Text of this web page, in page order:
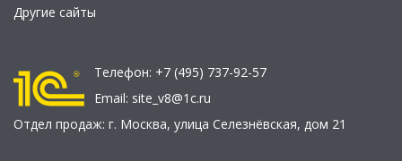
Другие сайты
Телефон: +7 (495) 737-92-57
Email: site_v8@1c.ru
Отдел продаж: г. Москва, улица Селезнёвская, дом 21